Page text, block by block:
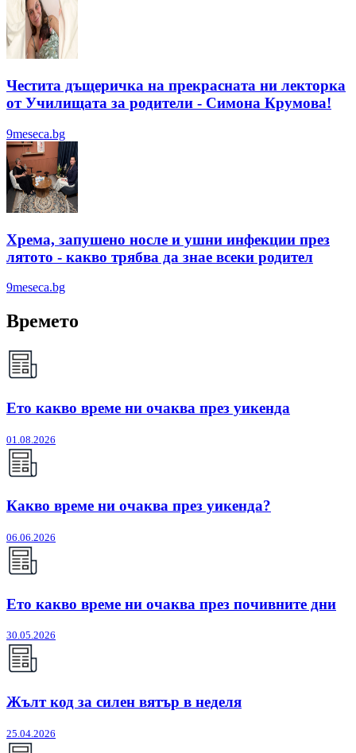
Честита дъщеричка на прекрасната ни лекторка
от Училищата за родители - Симона Крумова!
9meseca.bg
Хрема, запушено носле и ушни инфекции през
лятотo - какво трябва да знае всеки родител
9meseca.bg
Времето
Ето какво време ни очаква през уикенда
01.08.2026
Какво време ни очаква през уикенда?
06.06.2026
Ето какво време ни очаква през почивните дни
30.05.2026
Жълт код за силен вятър в неделя
25.04.2026